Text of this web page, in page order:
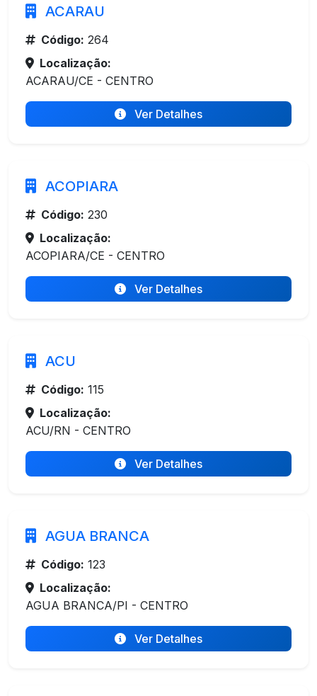
ACARAU
Código: 264
Localização:
ACARAU/CE - CENTRO
Ver Detalhes
ACOPIARA
Código: 230
Localização:
ACOPIARA/CE - CENTRO
Ver Detalhes
ACU
Código: 115
Localização:
ACU/RN - CENTRO
Ver Detalhes
AGUA BRANCA
Código: 123
Localização:
AGUA BRANCA/PI - CENTRO
Ver Detalhes